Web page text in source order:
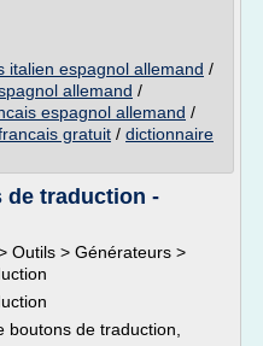
italien espagnol allemand /
allemand /
espagnol allemand /
gratuit / dictionnaire
de traduction -
Outils > Générateurs >
de traduction,